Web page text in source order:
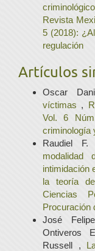
Revista
5 (2018):
regulación
Artículos
Oscar
víctimas ,
Vol. 6
criminología
Raudiel
intimidación
la teoría
Ciencias
Procuración
José
Ontiveros
Russell ,